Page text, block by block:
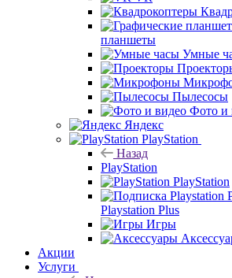
планшеты
Умные
Пылесосы
Фото и
Яндекс
PlayStation
Назад
PlayStation
PlayStation
Playstation Plus
Игры
Акции
Услуги